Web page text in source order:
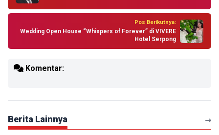
Pos Berikutnya:
Wedding Open House “Whispers of Forever” di VIVERE
Hotel Serpong
Komentar:
Berita Lainnya